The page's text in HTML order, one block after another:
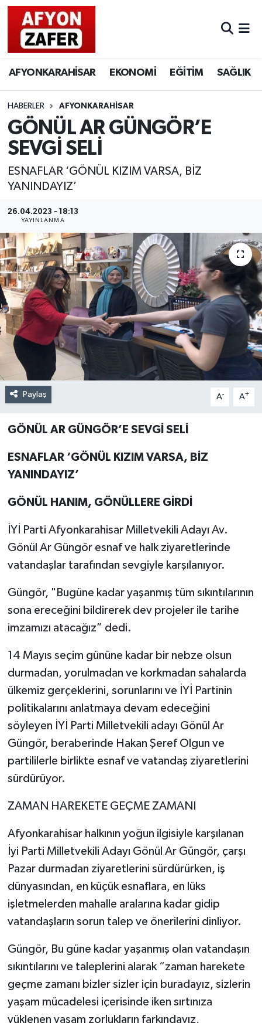
AFYONKARAHİSAR EKONOMİ EĞİTİM SAĞLIK
HABERLER AFYONKARAHİSAR
GÖNÜL AR GÜNGÖR’E
SEVGİ SELİ
ESNAFLAR ‘GÖNÜL KIZIM VARSA, BİZ
YANINDAYIZ’
26.04.2023 - 18:13
YAYINLANMA
Paylaş A- A+
GÖNÜL AR GÜNGÖR’E SEVGİ SELİ
ESNAFLAR ‘GÖNÜL KIZIM VARSA, BİZ
YANINDAYIZ’
GÖNÜL HANIM, GÖNÜLLERE GİRDİ
İYİ Parti Afyonkarahisar Milletvekili Adayı Av.
Gönül Ar Güngör esnaf ve halk ziyaretlerinde
vatandaşlar tarafından sevgiyle karşılanıyor.
Güngör, "Bugüne kadar yaşanmış tüm sıkıntılarının
sona ereceğini bildirerek dev projeler ile tarihe
imzamızı atacağız” dedi.
14 Mayıs seçim gününe kadar bir nebze olsun
durmadan, yorulmadan ve korkmadan sahalarda
ülkemiz gerçeklerini, sorunlarını ve İYİ Partinin
politikalarını anlatmaya devam edeceğini
söyleyen İYİ Parti Milletvekili adayı Gönül Ar
Güngör, beraberinde Hakan Şeref Olgun ve
partililerle birlikte esnaf ve vatandaş ziyaretlerini
sürdürüyor.
ZAMAN HAREKETE GEÇME ZAMANI
Afyonkarahisar halkının yoğun ilgisiyle karşılanan
İyi Parti Milletvekili Adayı Gönül Ar Güngör, çarşı
Pazar durmadan ziyaretlerini sürdürürken, iş
dünyasından, en küçük esnaflara, en lüks
işletmelerden mahalle aralarına kadar gidip
vatandaşların sorun talep ve önerilerini dinliyor.
Güngör, Bu güne kadar yaşanmış olan vatandaşın
sıkıntılarını ve taleplerini alarak “zaman harekete
geçme zamanı bizler sizler için buradayız, sizlerin
yaşam mücadelesi içerisinde iken sırtınıza
yüklenen yaşam zorlukların farkındayız,